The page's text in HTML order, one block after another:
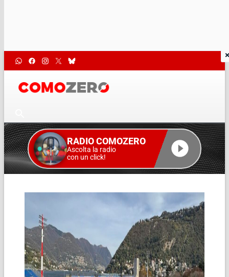
RADIO COMOZERO
Ascolta la radio
con un click!